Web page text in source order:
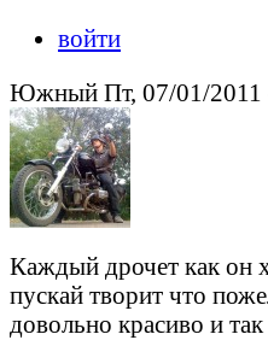
войти
Южный Пт, 07/01/2011
Каждый дрочет как он
пускай творит что
довольно красиво и так